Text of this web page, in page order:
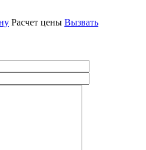
Расчет цены Вызвать